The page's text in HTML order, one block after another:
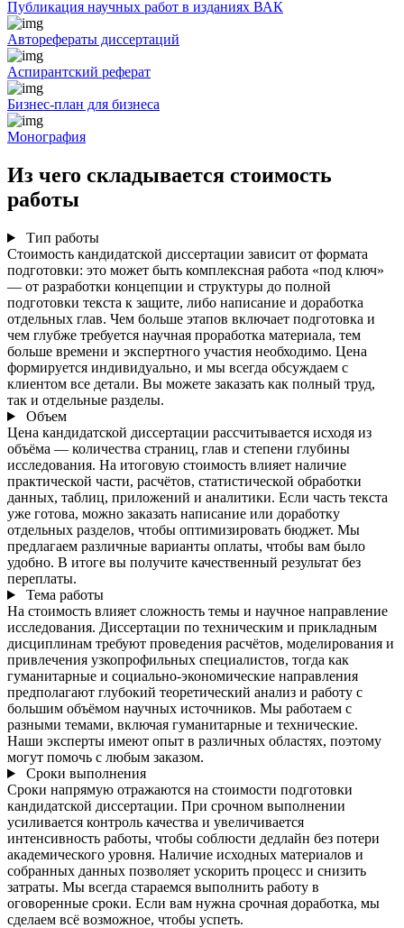
Публикация научных работ в изданиях ВАК
Авторефераты диссертаций
Аспирантский реферат
Бизнес-план для бизнеса
Монография
Из чего складывается стоимость
работы
Тип работы
Стоимость кандидатской диссертации зависит от формата
подготовки: это может быть комплексная работа «под ключ»
— от разработки концепции и структуры до полной
подготовки текста к защите, либо написание и доработка
отдельных глав. Чем больше этапов включает подготовка и
чем глубже требуется научная проработка материала, тем
больше времени и экспертного участия необходимо. Цена
формируется индивидуально, и мы всегда обсуждаем с
клиентом все детали. Вы можете заказать как полный труд,
так и отдельные разделы.
Объем
Цена кандидатской диссертации рассчитывается исходя из
объёма — количества страниц, глав и степени глубины
исследования. На итоговую стоимость влияет наличие
практической части, расчётов, статистической обработки
данных, таблиц, приложений и аналитики. Если часть текста
уже готова, можно заказать написание или доработку
отдельных разделов, чтобы оптимизировать бюджет. Мы
предлагаем различные варианты оплаты, чтобы вам было
удобно. В итоге вы получите качественный результат без
переплаты.
Тема работы
На стоимость влияет сложность темы и научное направление
исследования. Диссертации по техническим и прикладным
дисциплинам требуют проведения расчётов, моделирования и
привлечения узкопрофильных специалистов, тогда как
гуманитарные и социально-экономические направления
предполагают глубокий теоретический анализ и работу с
большим объёмом научных источников. Мы работаем с
разными темами, включая гуманитарные и технические.
Наши эксперты имеют опыт в различных областях, поэтому
могут помочь с любым заказом.
Сроки выполнения
Сроки напрямую отражаются на стоимости подготовки
кандидатской диссертации. При срочном выполнении
усиливается контроль качества и увеличивается
интенсивность работы, чтобы соблюсти дедлайн без потери
академического уровня. Наличие исходных материалов и
собранных данных позволяет ускорить процесс и снизить
затраты. Мы всегда стараемся выполнить работу в
оговоренные сроки. Если вам нужна срочная доработка, мы
сделаем всё возможное, чтобы успеть.